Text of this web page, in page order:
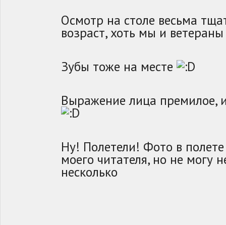
Осмотр на столе весьма
возраст, хоть мы и ветераны
Зубы тоже на месте
Выражение лица премилое,
Ну! Полетели! Фото в
моего читателя, но не могу
несколько